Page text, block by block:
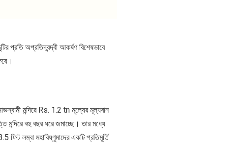
প্রতি অপ্রতিদ্বন্দ্বী আকর্ষণ বিশেষভাবে
মন্দিরে Rs. 1.2 tn মূল্যের মূল্যবান
মন্দিরে বহু বছর ধরে জমাচ্ছে। তার মধ্যে
লম্বা মহাবিষ্ণুমাদের একটি প্রতিমূর্তি